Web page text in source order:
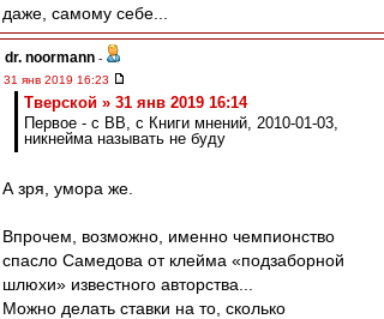
даже, самому себе...
dr. noormann -
31 янв 2019 16:23
Тверской » 31 янв 2019 16:14
Первое - с ВВ, с Книги мнений, 2010-01-03,
никнейма называть не буду
А зря, умора же.
Впрочем, возможно, именно чемпионство
спасло Самедова от клейма «подзаборной
шлюхи» известного авторства...
Можно делать ставки на то, сколько